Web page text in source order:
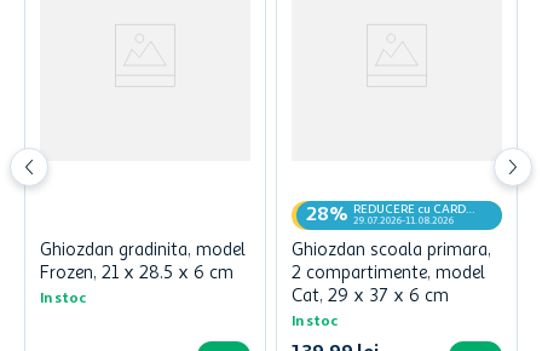
Ghiozdan gradinita, model
Frozen, 21 x 28.5 x 6 cm
In stoc
28%
REDUCERE cu CARD
MyCLUB
29.07.2026-11.08.2026
Ghiozdan scoala primara,
2 compartimente, model
Cat, 29 x 37 x 6 cm
In stoc